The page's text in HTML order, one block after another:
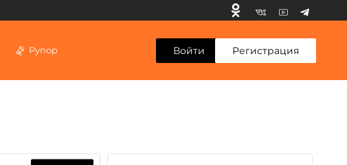
Рупор Войти Регистрация